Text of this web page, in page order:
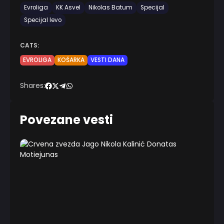
Evroliga KK Asvel Nikolas Batum
Specijal
Specijal levo
CATS:
EVROLIGA
KOŠARKA VESTI DANA
Shares:
Povezane vesti